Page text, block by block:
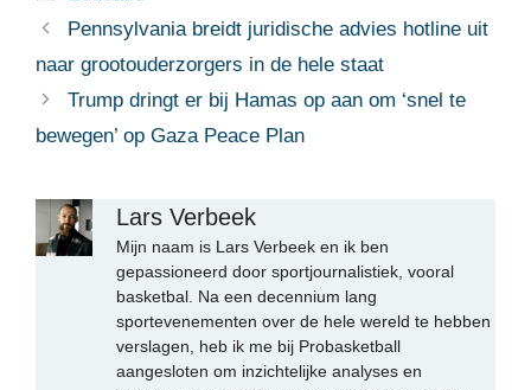
Pennsylvania breidt juridische advies hotline uit
naar grootouderzorgers in de hele staat
Trump dringt er bij Hamas op aan om ‘snel te
bewegen’ op Gaza Peace Plan
Lars Verbeek
Mijn naam is Lars Verbeek en ik ben
gepassioneerd door sportjournalistiek, vooral
basketbal. Na een decennium lang
sportevenementen over de hele wereld te hebben
verslagen, heb ik me bij Probasketball
aangesloten om inzichtelijke analyses en